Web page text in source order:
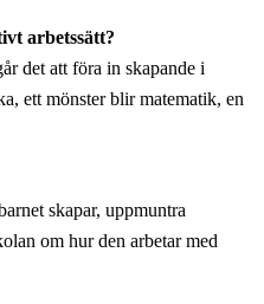
arbetssätt?
det att föra in skapande i
ett mönster blir matematik, en
skapar, uppmuntra
om hur den arbetar med